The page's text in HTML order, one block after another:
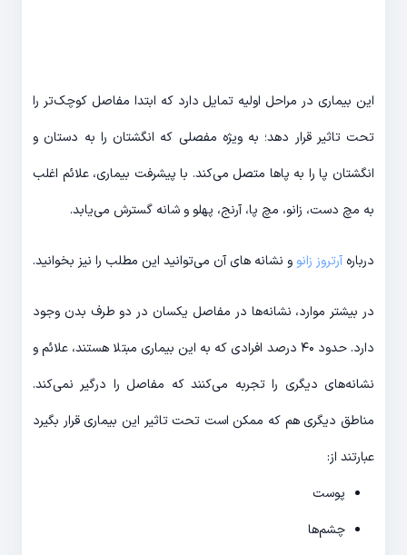
این بیماری در مراحل اولیه تمایل دارد که ابتدا مفاصل کوچک‌تر را
تحت تاثیر قرار دهد؛ به ویژه مفصلی که انگشتان را به دستان و
انگشتان پا را به پاها متصل می‌کند. با پیشرفت بیماری، علائم اغلب
به مچ دست، زانو، مچ پا، آرنج، پهلو و شانه گسترش می‌یابد.
درباره آرتروز زانو و نشانه های آن می‌توانید این مطلب را نیز بخوانید.
در بیشتر موارد، نشانه‌ها در مفاصل یکسان در دو طرف بدن وجود
دارد. حدود ۴۰ درصد افرادی که به این بیماری مبتلا هستند، علائم و
نشانه‌های دیگری را تجربه می‌کنند که مفاصل را درگیر نمی‌کند.
مناطق دیگری هم که ممکن است تحت تاثیر این بیماری قرار بگیرد
عبارتند از:
پوست
چشم‌ها